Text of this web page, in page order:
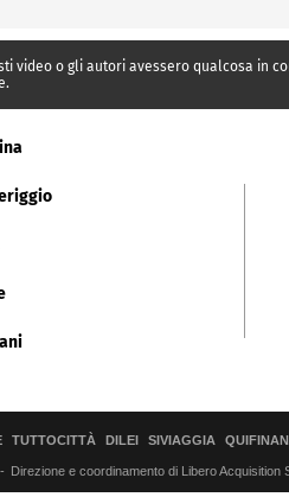
video o gli autori avessero qualcosa in
TUTTOCITTÀ DILEI SIVIAGGIA
Direzione e coordinamento di Libero Acquisition